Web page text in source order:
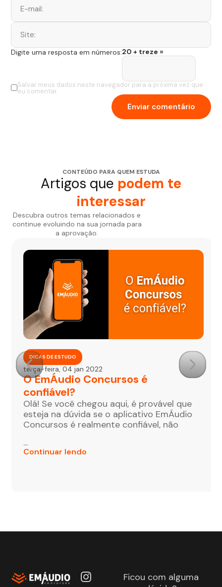
Salvar meus dados neste navegador para a próxima vez que
eu comentar.
Digite uma resposta em números:20 + treze =
CONTEÚDO PARA QUEM ESTUDA
Artigos que podem te
interessar
Descubra outros temas relacionados e
continue evoluindo na sua jornada para
a aprovação.
DICAS DE ESTUDO
terça-feira, 04 jan 2022
O EmÁudio Concursos é
confiável?
Olá! Se você chegou aqui, é provável que
esteja na dúvida se o aplicativo EmÁudio
Concursos é realmente confiável, não
...
Continuar lendo
Ficou com alguma